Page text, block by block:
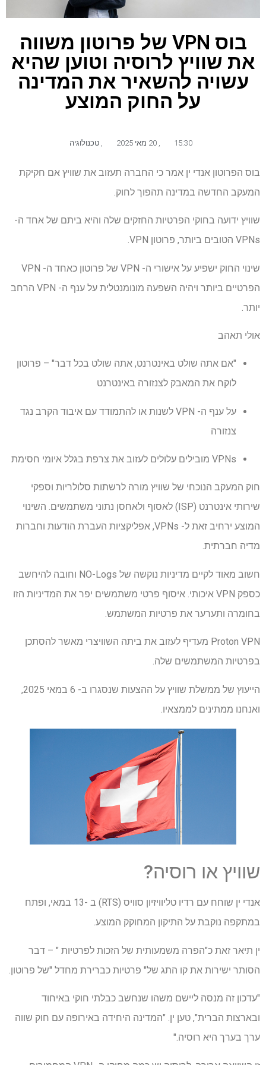
בוס VPN של פרוטון משווה
את שוויץ לרוסיה וטוען שהיא
עשויה להשאיר את המדינה
על החוק המוצע
15:30 20 מאי 2025 טכנולוגיה
בוס הפרוטון אנדי ין אמר כי החברה תעזוב את שוויץ אם חקיקת
המעקב החדשה במדינה תהפוך לחוק.
שוויץ ידועה בחוקי הפרטיות החזקים שלה והיא ביתם של אחד ה-
VPNs הטובים ביותר, פרוטון VPN.
שינוי החוק ישפיע על אישורי ה- VPN של פרוטון כאחד ה- VPN
הפרטיים ביותר ויהיה השפעה מונומנטלית על ענף ה- VPN הרחב
יותר.
אולי תאהב
"אם אתה שולט באינטרנט, אתה שולט בכל דבר" – פרוטון
לוקח את המאבק לצנזורה באינטרנט
על ענף ה- VPN לשנות או להתמודד עם איבוד הקרב נגד
צנזורה
VPNs מובילים עלולים לעזוב את צרפת בגלל איומי חסימת
חוק המעקב הנוכחי של שוויץ מורה לרשתות סלולריות וספקי
שירותי אינטרנט (ISP) לאסוף ולאחסן נתוני משתמשים. השינוי
המוצע ירחיב זאת ל- VPNs, אפליקציות העברת הודעות וחברות
מדיה חברתית.
חשוב מאוד לקיים מדיניות נוקשה של NO-Logs וחובה להיחשב
כספק VPN איכותי. איסוף פרטי משתמשים יפר את המדיניות הזו
בחומרה ותערער את פרטיות המשתמש.
Proton VPN מעדיף לעזוב את ביתה השוויצרי מאשר להסתכן
בפרטיות המשתמשים שלה.
הייעוץ של ממשלת שוויץ על ההצעות שנסגרו ב- 6 במאי 2025,
ואנחנו ממתינים לממצאיו.
שוויץ או רוסיה?
אנדי ין שוחח עם רדיו טליוויזיון סוויס (RTS) ב -13 במאי, ופתח
במתקפה נוקבת על התיקון המחוקק המוצע.
ין תיאר זאת כ"הפרה משמעותית של הזכות לפרטיות " – דבר
הסותר ישירות את קו התג של" פרטיות כברירת מחדל "של פרוטון.
"עדכון זה מנסה ליישם משהו שנחשב כבלתי חוקי באיחוד
ובארצות הברית", טען ין. "המדינה היחידה באירופה עם חוק שווה
ערך בערך היא רוסיה."